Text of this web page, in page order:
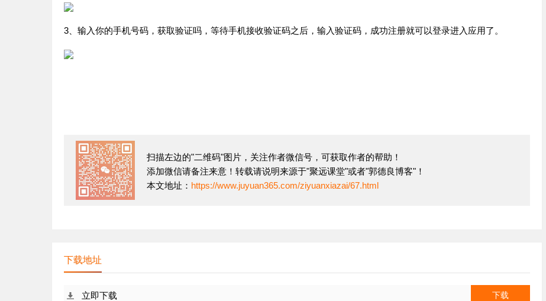
3、输入你的手机号码，获取验证吗，等待手机接收验证码之后，输入验证码，成功注册就可以登录进入应用了。
扫描左边的"二维码"图片，关注作者微信号，可获取作者的帮助！
添加微信请备注来意！转载请说明来源于"聚远课堂"或者"郭德良博客"！
本文地址： https://www.juyuan365.com/ziyuanxiazai/67.html
下载地址
下载
立即下载